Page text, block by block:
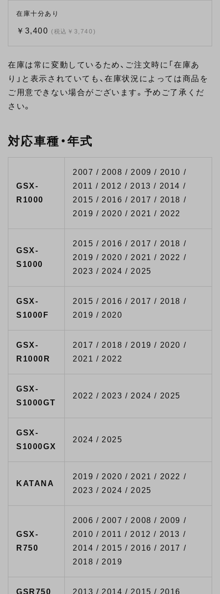
在庫十分あり
￥3,400 (税込￥3,740)
在庫は常に変動しているため、ご注文時に「在庫あ
り」と表示されていても、在庫状況によっては商品を
ご用意できない場合がございます。予めご了承くだ
さい。
対応車種・年式
GSX-
R1000
2007 / 2008 / 2009 / 2010 /
2011 / 2012 / 2013 / 2014 /
2015 / 2016 / 2017 / 2018 /
2019 / 2020 / 2021 / 2022
GSX-
S1000
2015 / 2016 / 2017 / 2018 /
2019 / 2020 / 2021 / 2022 /
2023 / 2024 / 2025
GSX-
S1000F
2015 / 2016 / 2017 / 2018 /
2019 / 2020
GSX-
R1000R
2017 / 2018 / 2019 / 2020 /
2021 / 2022
GSX-
S1000GT
2022 / 2023 / 2024 / 2025
GSX-
S1000GX
2024 / 2025
KATANA
2019 / 2020 / 2021 / 2022 /
2023 / 2024 / 2025
GSX-
R750
2006 / 2007 / 2008 / 2009 /
2010 / 2011 / 2012 / 2013 /
2014 / 2015 / 2016 / 2017 /
2018 / 2019
GSR750 2013 / 2014 / 2015 / 2016